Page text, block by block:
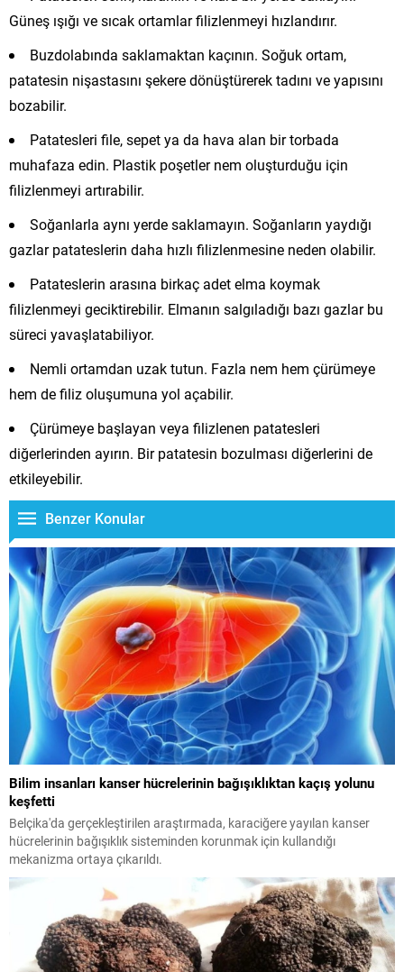
Güneş ışığı ve sıcak ortamlar filizlenmeyi hızlandırır.
Buzdolabında saklamaktan kaçının. Soğuk ortam,
patatesin nişastasını şekere dönüştürerek tadını ve yapısını
bozabilir.
Patatesleri file, sepet ya da hava alan bir torbada
muhafaza edin. Plastik poşetler nem oluşturduğu için
filizlenmeyi artırabilir.
Soğanlarla aynı yerde saklamayın. Soğanların yaydığı
gazlar patateslerin daha hızlı filizlenmesine neden olabilir.
Patateslerin arasına birkaç adet elma koymak
filizlenmeyi geciktirebilir. Elmanın salgıladığı bazı gazlar bu
süreci yavaşlatabiliyor.
Nemli ortamdan uzak tutun. Fazla nem hem çürümeye
hem de filiz oluşumuna yol açabilir.
Çürümeye başlayan veya filizlenen patatesleri
diğerlerinden ayırın. Bir patatesin bozulması diğerlerini de
etkileyebilir.
Benzer Konular
Bilim insanları kanser hücrelerinin bağışıklıktan kaçış yolunu
keşfetti
Belçika'da gerçekleştirilen araştırmada, karaciğere yayılan kanser
hücrelerinin bağışıklık sisteminden korunmak için kullandığı
mekanizma ortaya çıkarıldı.